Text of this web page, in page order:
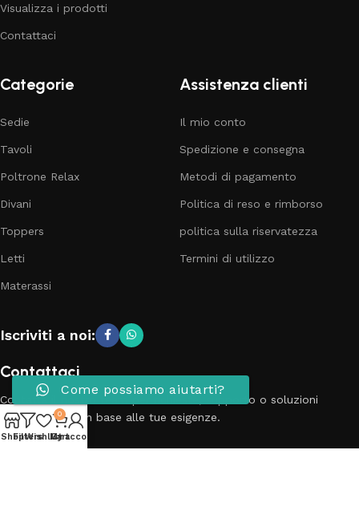
Visualizza i prodotti
Contattaci
Categorie
Sedie
Tavoli
Poltrone Relax
Divani
Toppers
Letti
Materassi
Assistenza clienti
Il mio conto
Spedizione e consegna
Metodi di pagamento
Politica di reso e rimborso
politica sulla riservatezza
Termini di utilizzo
Iscriviti a noi:
Contattaci
Contatta il nostro team per richieste, supporto o soluzioni
personalizzate in base alle tue esigenze.
Telefono: 3881798899
ShopFilters
Wishlist
0
Cart
My account
Come possiamo aiutarti?